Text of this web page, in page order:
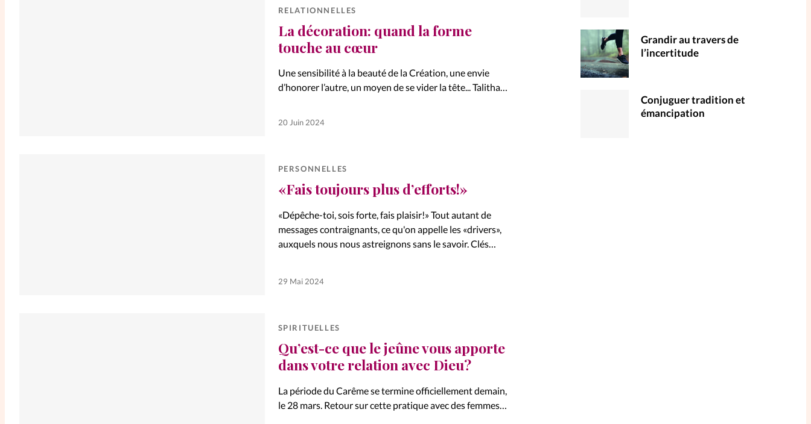
RELATIONNELLES
La décoration: quand la forme
touche au cœur
Une sensibilité à la beauté de la Création, une envie
d’honorer l’autre, un moyen de se vider la tête... Talitha
20 Juin 2024
PERSONNELLES
«Fais toujours plus d’efforts!»
«Dépêche-toi, sois forte, fais plaisir!» Tout autant de
messages contraignants, ce qu'on appelle les «drivers»,
auxquels nous nous astreignons sans le savoir. Clés
29 Mai 2024
SPIRITUELLES
Qu’est-ce que le jeûne vous apporte
dans votre relation avec Dieu?
La période du Carême se termine officiellement demain,
le 28 mars. Retour sur cette pratique avec des femmes
Grandir au travers de
l’incertitude
Conjuguer tradition et
émancipation